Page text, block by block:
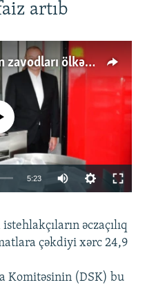
artıb
Ard-arda açılan dərman zavodları ölkənin tələbatını ödəyirmi?
360p 480p
1080p
available
5:23
360p
480p
720p
əczaçılıq
çəkdiyi xərc 24,9
Komitəsinin (DSK) bu